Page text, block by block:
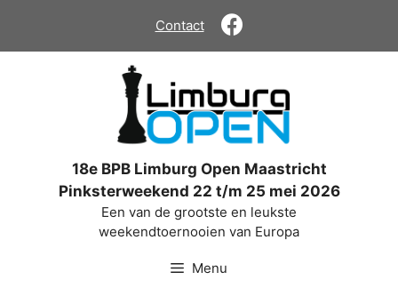
de
Contact
18e BPB Limburg Open Maastricht
Pinksterweekend 22 t/m 25 mei 2026
Een van de grootste en leukste
weekendtoernooien van Europa
Menu